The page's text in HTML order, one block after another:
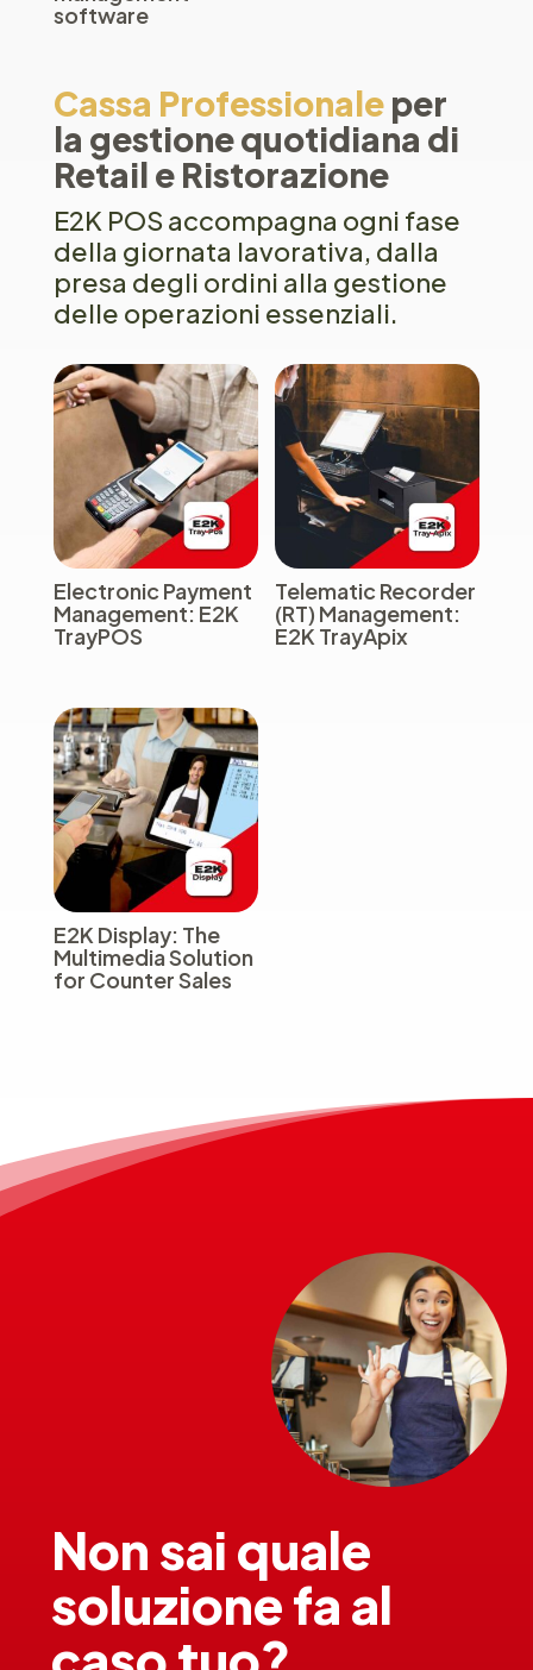
software
Cassa Professionale per
la gestione quotidiana di
Retail e Ristorazione
E2K POS accompagna ogni fase
della giornata lavorativa, dalla
presa degli ordini alla gestione
delle operazioni essenziali.
Electronic Payment
Management: E2K
TrayPOS
Telematic Recorder
(RT) Management:
E2K TrayApix
E2K Display: The
Multimedia Solution
for Counter Sales
Non sai quale
soluzione fa al